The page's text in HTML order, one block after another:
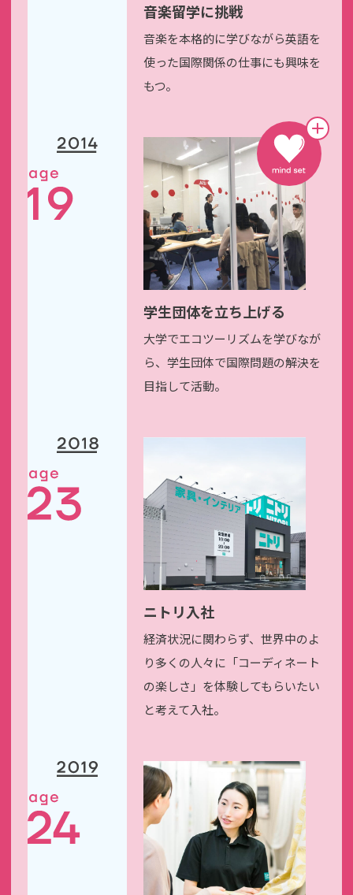
音楽留学に挑戦
音楽を本格的に学びながら英語を
使った国際関係の仕事にも興味を
もつ。
学生団体を立ち上げる
大学でエコツーリズムを学びなが
ら、学生団体で国際問題の解決を
目指して活動。
ニトリ入社
経済状況に関わらず、世界中のよ
り多くの人々に 「コーディネート
の楽しさ」を体験してもらいたい
と考えて入社。